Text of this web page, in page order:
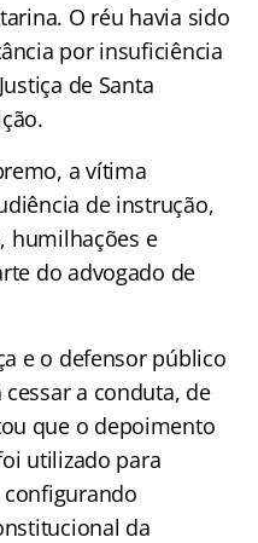
O réu havia sido
por insuficiência
de Santa
a vítima
de instrução,
humilhações e
do advogado de
e o defensor público
a conduta, de
que o depoimento
utilizado para
da